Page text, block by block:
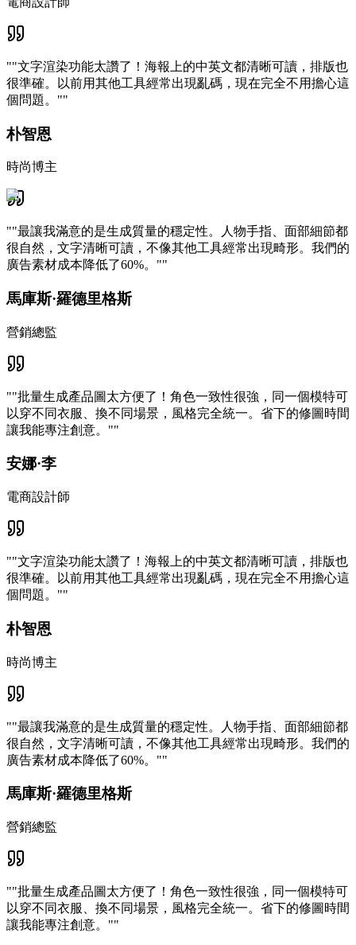
""文字渲染功能太讚了！海報上的中英文都清晰可讀，排版也
很準確。以前用其他工具經常出現亂碼，現在完全不用擔心這
個問題。""
朴智恩
時尚博主
""最讓我滿意的是生成質量的穩定性。人物手指、面部細節都
很自然，文字清晰可讀，不像其他工具經常出現畸形。我們的
廣告素材成本降低了60%。""
馬庫斯·羅德里格斯
營銷總監
""批量生成產品圖太方便了！角色一致性很強，同一個模特可
以穿不同衣服、換不同場景，風格完全統一。省下的修圖時間
讓我能專注創意。""
安娜·李
電商設計師
""文字渲染功能太讚了！海報上的中英文都清晰可讀，排版也
很準確。以前用其他工具經常出現亂碼，現在完全不用擔心這
個問題。""
朴智恩
時尚博主
""最讓我滿意的是生成質量的穩定性。人物手指、面部細節都
很自然，文字清晰可讀，不像其他工具經常出現畸形。我們的
廣告素材成本降低了60%。""
馬庫斯·羅德里格斯
營銷總監
""批量生成產品圖太方便了！角色一致性很強，同一個模特可
以穿不同衣服、換不同場景，風格完全統一。省下的修圖時間
讓我能專注創意。""